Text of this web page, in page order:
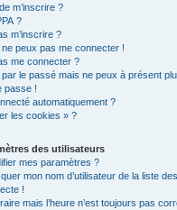
m’inscrire ?
?
m’inscrire ?
peux pas me connecter !
me connecter ?
par le passé mais ne peux à présent
passe !
automatiquement ?
les cookies » ?
des utilisateurs
mes paramètres ?
mon nom d’utilisateur de la liste
!
mais l’heure n’est toujours pas